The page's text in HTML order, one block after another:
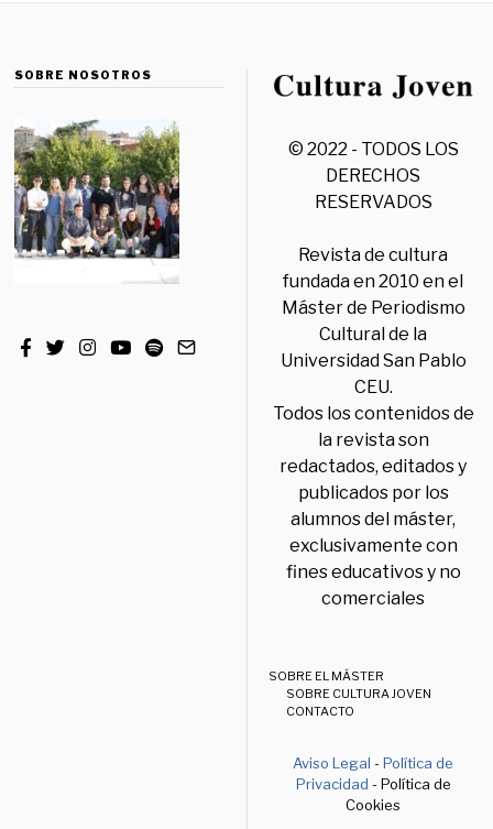
SOBRE NOSOTROS
© 2022 - TODOS LOS
DERECHOS
RESERVADOS
Revista de cultura
fundada en 2010 en el
Máster de Periodismo
Cultural de la
Universidad San Pablo
CEU.
Todos los contenidos de
la revista son
redactados, editados y
publicados por los
alumnos del máster,
exclusivamente con
fines educativos y no
comerciales
SOBRE EL MÁSTER
SOBRE CULTURA JOVEN
CONTACTO
Aviso Legal -Política de
Privacidad - Política de
Cookies